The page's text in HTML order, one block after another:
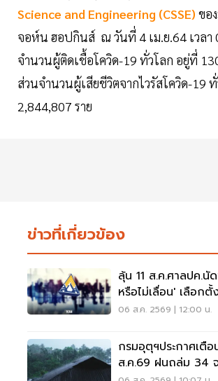
Science and Engineering (CSSE) ขอ
จอห์น ฮอปกินส์ ณ วันที่ 4 เม.ย.64 เวลา
จำนวนผู้ติดเชื้อโควิด-19 ทั่วโลก อยู่ที่
ส่วนจำนวนผู้เสียชีวิตจากไวรัสโควิด-19
2,844,807 ราย
ข่าวที่เกี่ยวข้อง
ลุ้น 11 ส.ค.ศาลปค.นั
หรือไม่เลื่อน' เลือกตั้
สังคม
06 ส.ค. 2569 | 12:00 น.
กรมอุตุฯประกาศเตื
ส.ค.69 ฝนถล่ม 34